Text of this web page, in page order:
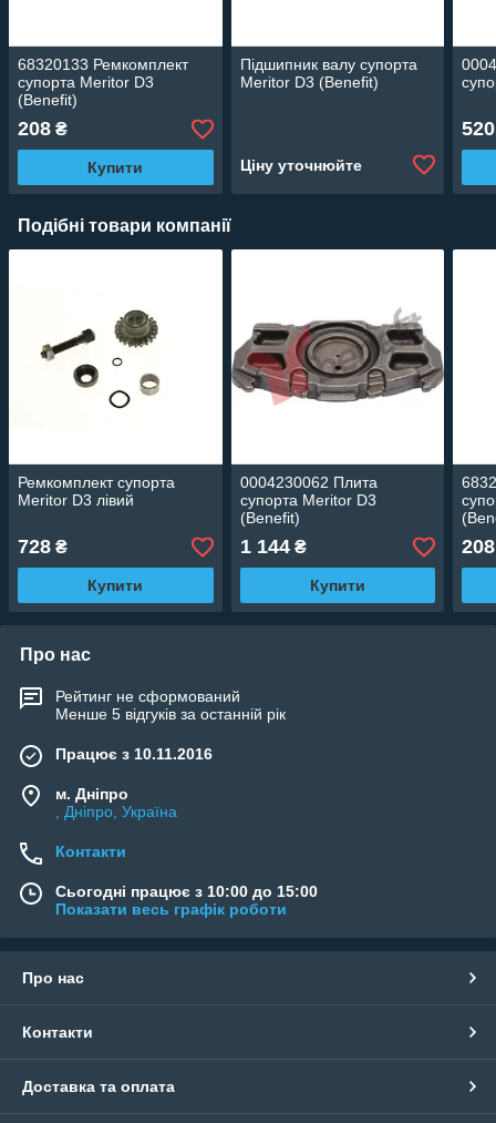
68320133 Ремкомплект
супорта Meritor D3
(Benefit)
208 ₴
Купити
Підшипник валу супорта
Meritor D3 (Benefit)
Ціну уточнюйте
520
Подібні товари компанії
Ремкомплект супорта
Meritor D3 лівий
728 ₴
Купити
0004230062 Плита
супорта Meritor D3
(Benefit)
1 144₴
Купити
208
Про нас
Рейтинг не сформований
Менше 5 відгуків за останній рік
Працює з 10.11.2016
м. Дніпро
, Дніпро, Україна
Контакти
Сьогодні працює з 10:00 до 15:00
Показати весь графік роботи
Про нас
Контакти
Доставка та оплата